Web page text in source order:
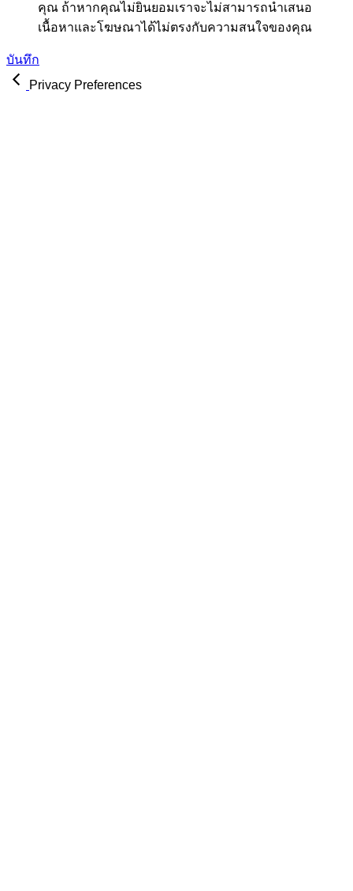
คุณ ถ้าหากคุณไม่ยินยอมเราจะไม่สามารถนำเสนอ
เนื้อหาและโฆษณาได้ไม่ตรงกับความสนใจของคุณ
บันทึก
Privacy Preferences